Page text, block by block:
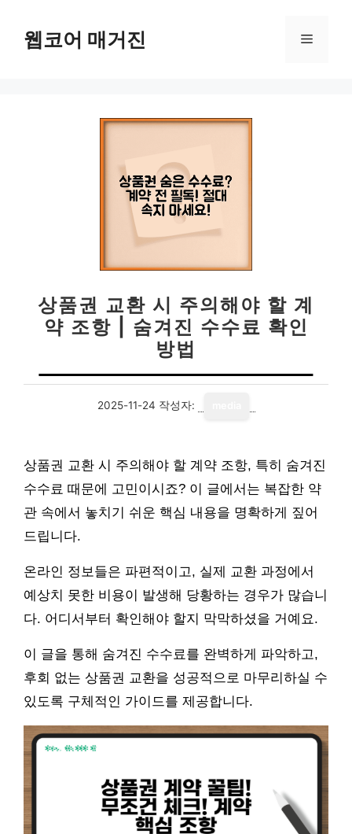
웹코어 매거진 메
상품권 교환 시 주의해야 할 계
약 조항 | 숨겨진 수수료 확인
방법
2025-11-24 작성자:
상품권 교환 시 주의해야 할 계약 조항, 특히 숨겨진
수수료 때문에 고민이시죠? 이 글에서는 복잡한 약
관 속에서 놓치기 쉬운 핵심 내용을 명확하게 짚어
드립니다.
온라인 정보들은 파편적이고, 실제 교환 과정에서
예상치 못한 비용이 발생해 당황하는 경우가 많습니
다. 어디서부터 확인해야 할지 막막하셨을 거예요.
이 글을 통해 숨겨진 수수료를 완벽하게 파악하고,
후회 없는 상품권 교환을 성공적으로 마무리하실 수
있도록 구체적인 가이드를 제공합니다.